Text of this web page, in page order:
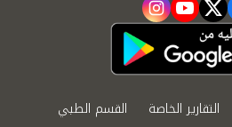
twitter
youtube
instagram
التقارير الخاصة
القسم الطبي